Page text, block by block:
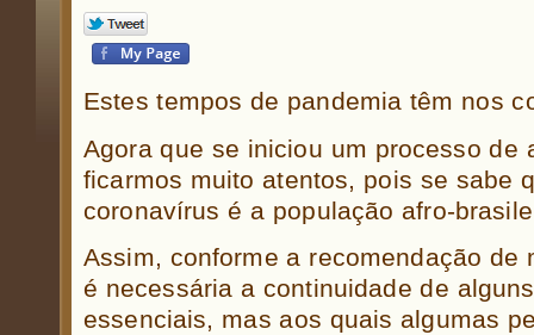
Estes tempos de pandemia têm nos
Agora que se iniciou um processo de
ficarmos muito atentos, pois se sabe
coronavírus é a população afro-
Assim, conforme a recomendação de
é necessária a continuidade de
essenciais, mas aos quais algumas